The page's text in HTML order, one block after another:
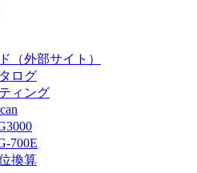
（外部サイト）
ログ
ィング
700E
換算